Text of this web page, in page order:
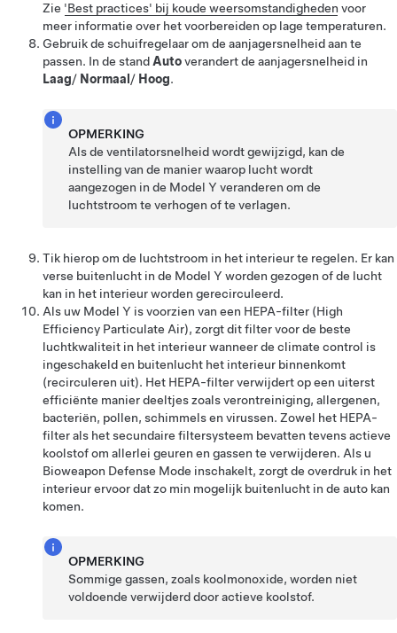
Zie 'Best practices' bij koude weersomstandigheden voor
meer informatie over het voorbereiden op lage temperaturen.
Gebruik de schuifregelaar om de aanjagersnelheid aan te
passen. In de standAutoverandert de aanjagersnelheid in
Laag/ Normaal / Hoog.
OPMERKING
Als de ventilatorsnelheid wordt gewijzigd, kan de
instelling van de manier waarop lucht wordt
aangezogen in de Model Y veranderen om de
luchtstroom te verhogen of te verlagen.
Tik hierop om de luchtstroom in het interieur te regelen. Er kan
verse buitenlucht in de Model Y worden gezogen of de lucht
kan in het interieur worden gerecirculeerd.
Als uw Model Y is voorzien van een HEPA-filter (High
Efficiency Particulate Air), zorgt dit filter voor de beste
luchtkwaliteit in het interieur wanneer de climate control is
ingeschakeld en buitenlucht het interieur binnenkomt
(recirculeren uit). Het HEPA-filter verwijdert op een uiterst
efficiënte manier deeltjes zoals verontreiniging, allergenen,
bacteriën, pollen, schimmels en virussen. Zowel het HEPA-
filter als het secundaire filtersysteem bevatten tevens actieve
koolstof om allerlei geuren en gassen te verwijderen. Als u
Bioweapon Defense Mode inschakelt, zorgt de overdruk in het
interieur ervoor dat zo min mogelijk buitenlucht in de auto kan
komen.
OPMERKING
Sommige gassen, zoals koolmonoxide, worden niet
voldoende verwijderd door actieve koolstof.